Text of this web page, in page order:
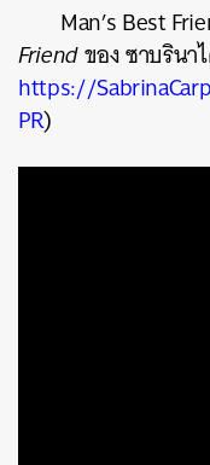
Man’s Best
Friendของ ซาบรินา
https://
PR)